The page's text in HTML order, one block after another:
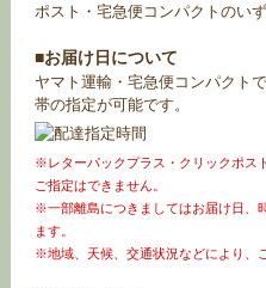
ポスト・宅急便コンパクトのい
■お届け日について
ヤマト運輸・宅急便コンパクト
帯の指定が可能です。
※レターパックプラス・クリックポス
ご指定はできません。
※一部離島につきましてはお届け日、
ます。
※地域、天候、交通状況などにより、